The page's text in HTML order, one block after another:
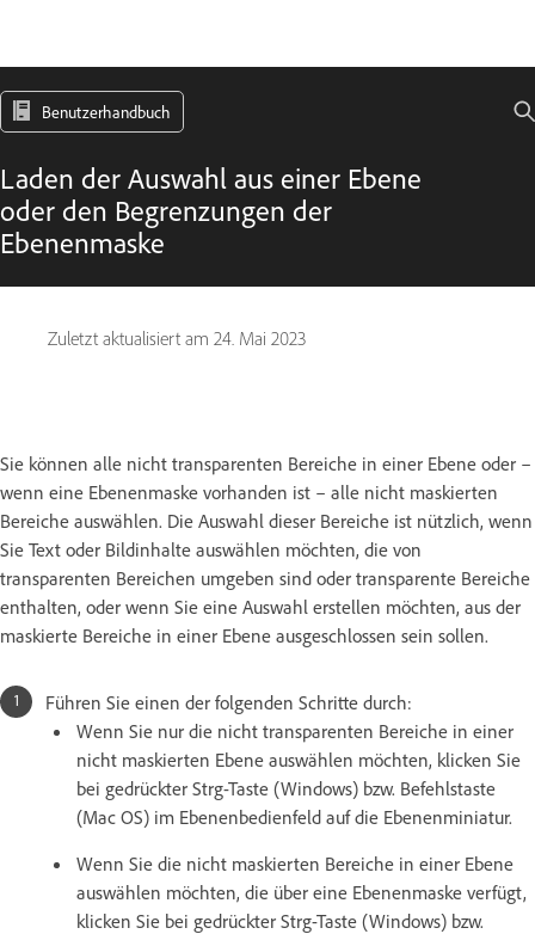
Benutzerhandbuch
Laden der Auswahl aus einer Ebene
oder den Begrenzungen der
Ebenenmaske
Zuletzt aktualisiert am 24. Mai 2023
Sie können alle nicht transparenten Bereiche in einer Ebene oder –
wenn eine Ebenenmaske vorhanden ist – alle nicht maskierten
Bereiche auswählen. Die Auswahl dieser Bereiche ist nützlich, wenn
Sie Text oder Bildinhalte auswählen möchten, die von
transparenten Bereichen umgeben sind oder transparente Bereiche
enthalten, oder wenn Sie eine Auswahl erstellen möchten, aus der
maskierte Bereiche in einer Ebene ausgeschlossen sein sollen.
Führen Sie einen der folgenden Schritte durch:
Wenn Sie nur die nicht transparenten Bereiche in einer
nicht maskierten Ebene auswählen möchten, klicken Sie
bei gedrückter Strg-Taste (Windows) bzw. Befehlstaste
(Mac OS) im Ebenenbedienfeld auf die Ebenenminiatur.
Wenn Sie die nicht maskierten Bereiche in einer Ebene
auswählen möchten, die über eine Ebenenmaske verfügt,
klicken Sie bei gedrückter Strg-Taste (Windows) bzw.